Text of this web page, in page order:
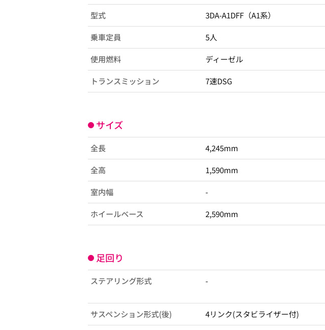
型式 3DA-A1DFF（A1系）
乗車定員 5人
使用燃料 ディーゼル
トランスミッション 7速DSG
サイズ
全長 4,245mm
全高 1,590mm
室内幅 -
ホイールベース 2,590mm
足回り
ステアリング形式 -
サスペンション形式(後) 4リンク(スタビライザー付)